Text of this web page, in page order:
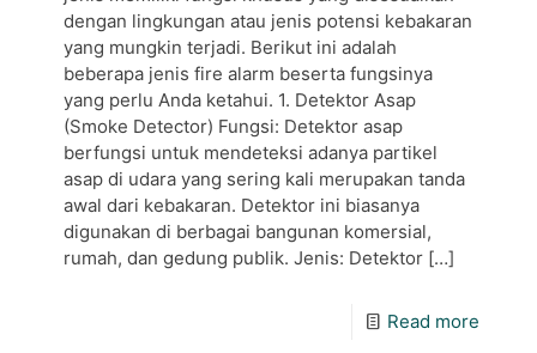
dengan lingkungan atau jenis potensi kebakaran
yang mungkin terjadi. Berikut ini adalah
beberapa jenis fire alarm beserta fungsinya
yang perlu Anda ketahui. 1. Detektor Asap
(Smoke Detector) Fungsi: Detektor asap
berfungsi untuk mendeteksi adanya partikel
asap di udara yang sering kali merupakan tanda
awal dari kebakaran. Detektor ini biasanya
digunakan di berbagai bangunan komersial,
rumah, dan gedung publik. Jenis: Detektor […]
Read more